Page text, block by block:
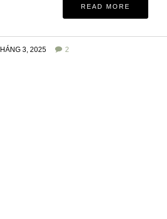
READ MORE
3, 2025 2